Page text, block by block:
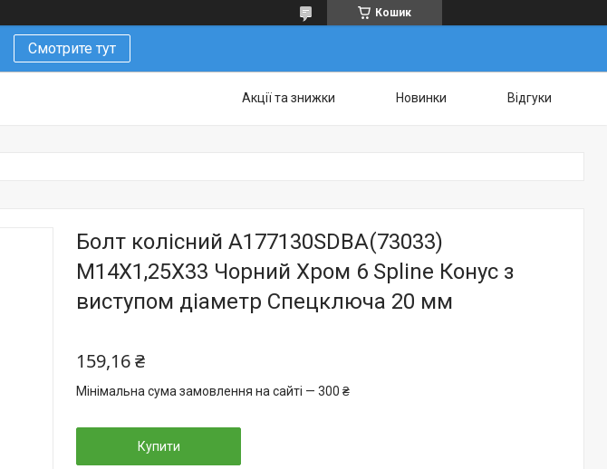
Кошик
Смотрите тут
Акції та знижки Новинки Відгуки
Болт колісний A177130SDBA(73033)
M14X1,25X33 Чорний Хром 6 Spline Конус з
виступом діаметр Cпецключа 20 мм
159,16 ₴
Мінімальна сума замовлення на сайті — 300 ₴
Купити